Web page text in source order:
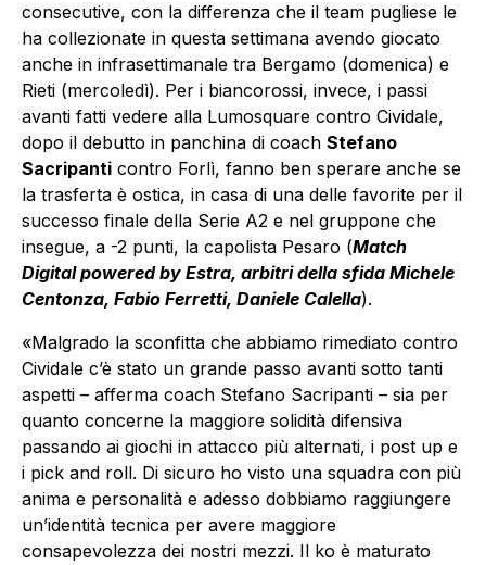
consecutive, con la differenza che il team pugliese le
ha collezionate in questa settimana avendo giocato
anche in infrasettimanale tra Bergamo (domenica) e
Rieti (mercoledì). Per i biancorossi, invece, i passi
avanti fatti vedere alla Lumosquare contro Cividale,
dopo il debutto in panchina di coach Stefano
Sacripanti contro Forlì, fanno ben sperare anche se
la trasferta è ostica, in casa di una delle favorite per il
successo finale della Serie A2 e nel gruppone che
insegue, a -2 punti, la capolista Pesaro (Match
Digital powered by Estra, arbitri della sfida Michele
Centonza, Fabio Ferretti, Daniele Calella).
«Malgrado la sconfitta che abbiamo rimediato contro
Cividale c’è stato un grande passo avanti sotto tanti
aspetti – afferma coach Stefano Sacripanti – sia per
quanto concerne la maggiore solidità difensiva
passando ai giochi in attacco più alternati, i post up e
i pick and roll. Di sicuro ho visto una squadra con più
anima e personalità e adesso dobbiamo raggiungere
un’identità tecnica per avere maggiore
consapevolezza dei nostri mezzi. Il ko è maturato